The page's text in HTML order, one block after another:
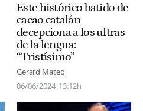
Este histórico batido de
cacao catalán
decepciona a los ultras
de la lengua:
“Tristísimo”
Gerard Mateo
06/06/2024 13:12h